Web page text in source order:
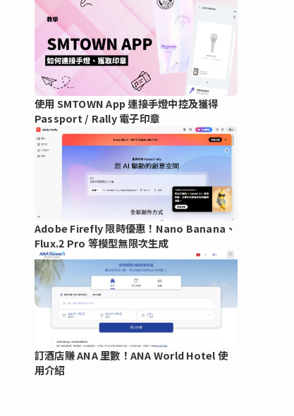
使用 SMTOWN App 連接手燈中控及獲得
Passport / Rally 電子印章
Adobe Firefly 限時優惠！Nano Banana、
Flux.2 Pro 等模型無限次生成
訂酒店賺 ANA 里數！ANA World Hotel 使
用介紹